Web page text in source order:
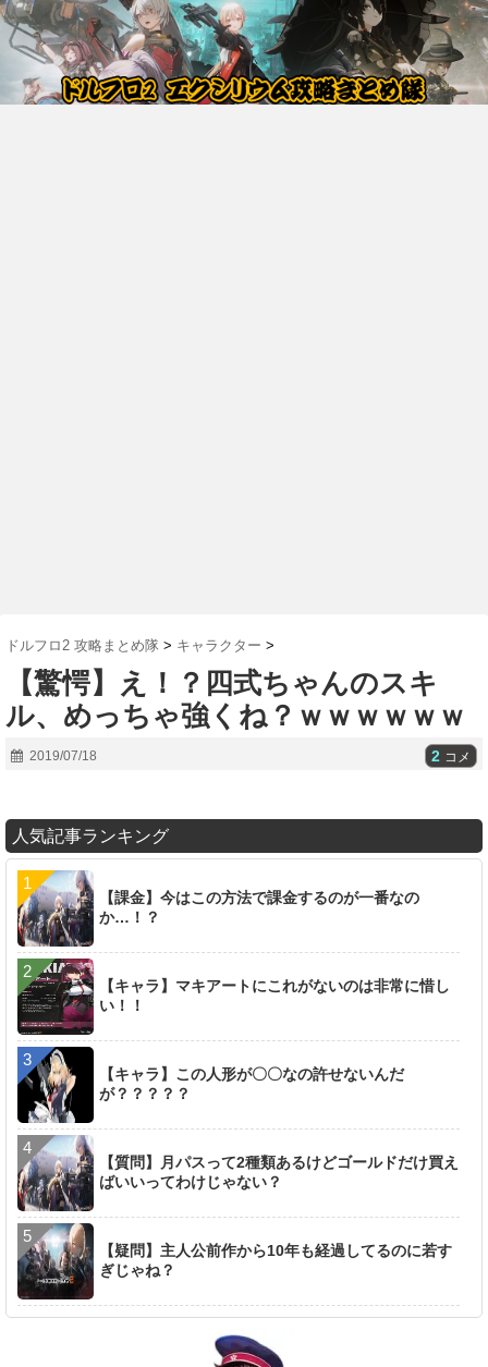
ドルフロ2 攻略まとめ隊 > キャラクター >
【驚愕】え！？四式ちゃんのスキ
ル、めっちゃ強くね？ｗｗｗｗｗｗ
2019/07/18 2 コメ
人気記事ランキング
【課金】今はこの方法で課金するのが一番なの
か…！？
【キャラ】マキアートにこれがないのは非常に惜し
い！！
【キャラ】この人形が〇〇なの許せないんだ
が？？？？？
【質問】月パスって2種類あるけどゴールドだけ買え
ばいいってわけじゃない？
【疑問】主人公前作から10年も経過してるのに若す
ぎじゃね？